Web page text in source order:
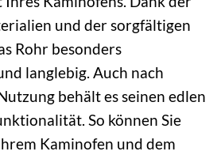
und der sorgfältigen
Rohr besonders
langlebig. Auch nach
behält es seinen edlen
So können Sie
Kaminofen und dem